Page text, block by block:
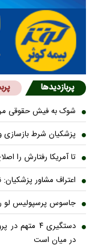
پربازدیدها
شوک به فیش حقوقی
پزشکیان شرط بازسازی
تا آمریکا رفتارش را
اعتراف مشاور پزشکیان:
جاسوس پرسپولیس لو
دستگیری ۴
در میان است